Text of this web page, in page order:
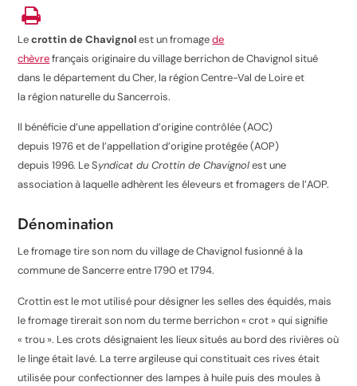
Lecrottin de Chavignolest un fromagede
chèvrefrançais originaire du village berrichon de Chavignol situé
dans le département du Cher, la région Centre-Val de Loire et
la région naturelle du Sancerrois.
Il bénéficie d’une appellation d’origine contrôlée (AOC)
depuis 1976 et de l’appellation d’origine protégée (AOP)
depuis 1996. Le Syndicat du Crottin de Chavignolest une
association à laquelle adhèrent les éleveurs et fromagers de l’AOP.
Dénomination
Le fromage tire son nom du village de Chavignol fusionné à la
commune de Sancerre entre 1790 et 1794.
Crottin est le mot utilisé pour désigner les selles des équidés, mais
le fromage tirerait son nom du terme berrichon « crot » qui signifie
« trou ». Les crots désignaient les lieux situés au bord des rivières où
le linge était lavé. La terre argileuse qui constituait ces rives était
utilisée pour confectionner des lampes à huile puis des moules à